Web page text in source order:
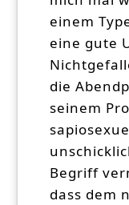
einem
eine gute
die
seinem
Begriff
dass dem